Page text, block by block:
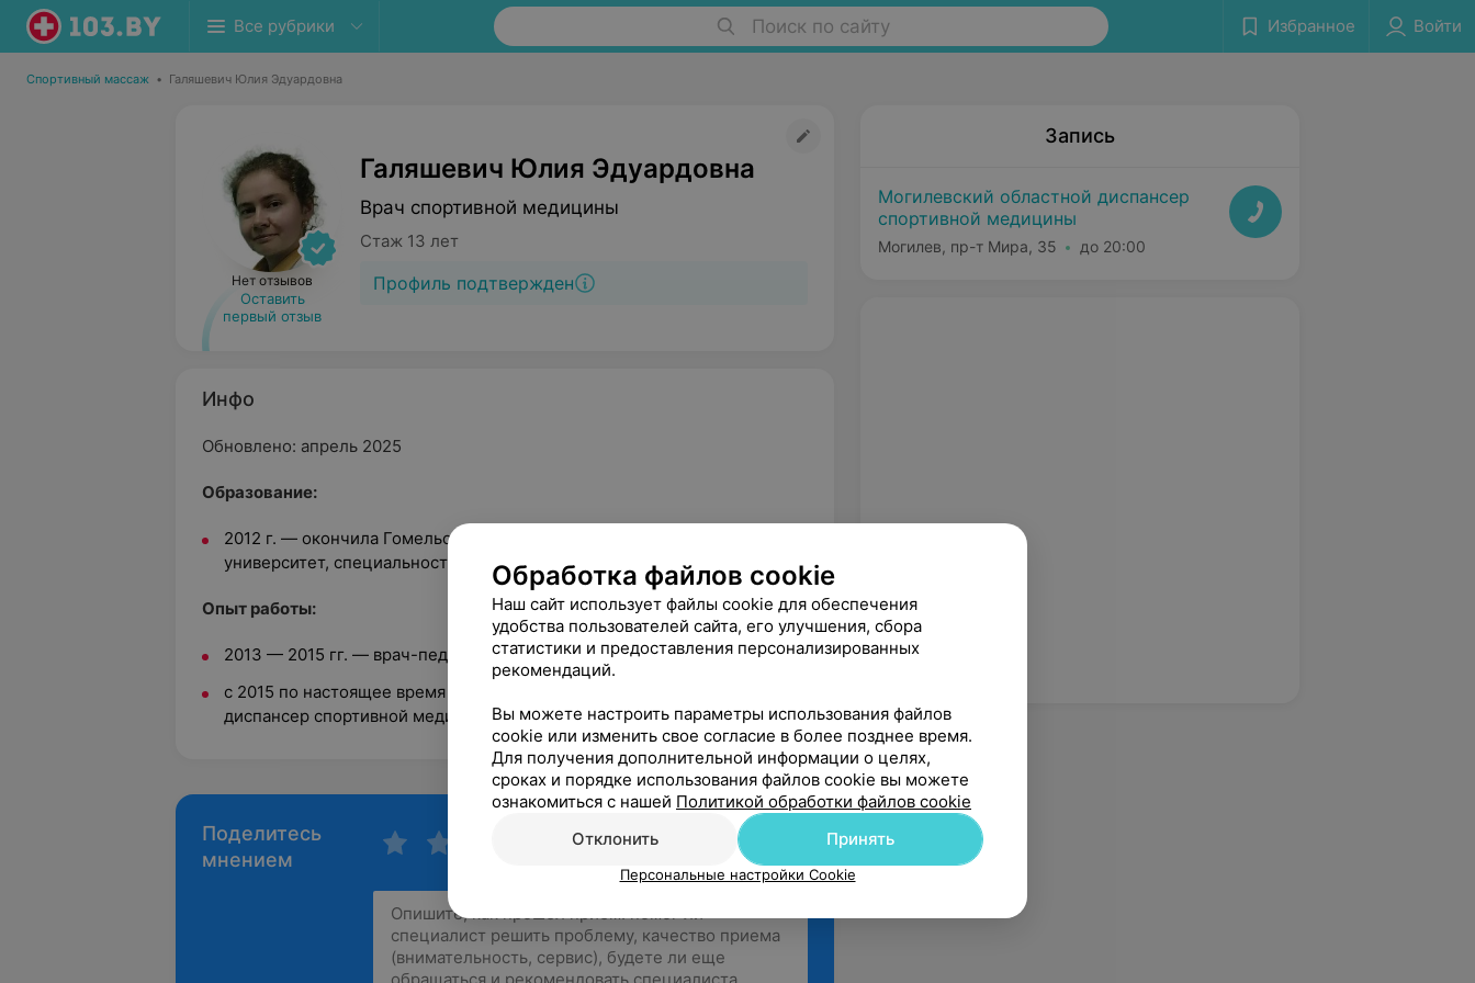
Все рубрики Поиск по сайту Избранное Войти
Спортивный массаж • Галяшевич Юлия Эдуардовна
Нет отзывов
Оставить
первый отзыв
Галяшевич Юлия Эдуардовна
Врач спортивной медицины
Стаж 13 лет
Профиль подтвержден
Инфо
Обновлено: апрель 2025
Oбразование:
2012 г. — окончила Гомельский государственный медицинский
университет, специальность «педиатрия».
Опыт работы:
2013 — 2015 гг. — врач-педиатр УЗ «Костюковичская ЦРБ»;
с 2015 по настоящее время — врач спортивной медицины «Областной
диспансер спортивной медицины».
Поделитесь
мнением
Запись
Могилевский областной диспансер
спортивной медицины
Могилев, пр-т Мира, 35 до 20:00
Обработка файлов cookie
Наш сайт использует файлы cookie для обеспечения
удобства пользователей сайта, его улучшения, сбора
статистики и предоставления персонализированных
рекомендаций.
Вы можете настроить параметры использования файлов
cookie или изменить свое согласие в более позднее время.
Для получения дополнительной информации о целях,
сроках и порядке использования файлов cookie вы можете
ознакомиться с нашей Политикой обработки файлов cookie
Отклонить
Принять
Персональные настройки Cookie